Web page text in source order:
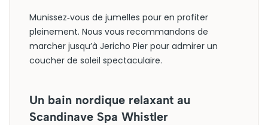
Munissez‑vous de jumelles pour en profiter
pleinement. Nous vous recommandons de
marcher jusqu’à Jericho Pier pour admirer un
coucher de soleil spectaculaire.
Un bain nordique relaxant au
Scandinave Spa Whistler